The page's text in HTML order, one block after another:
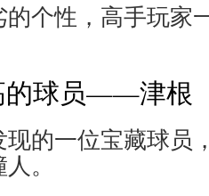
个性，高手玩家
的球员——津根
的一位宝藏球员
。